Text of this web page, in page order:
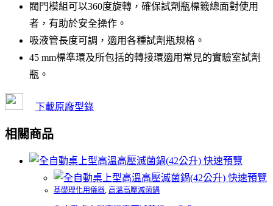
閥門模組可以360度旋轉，確保試劑瓶標籤總面對使用
者，有助於安全操作。
吸液管長度可調，適用各種試劑瓶規格。
45 mm標準環及所包括的轉接環適用常見的實驗室試劑
瓶。
下載原廠型錄
相關商品
快速預覽
快速預覽
基礎理化用儀器, 高溫高壓滅菌鍋